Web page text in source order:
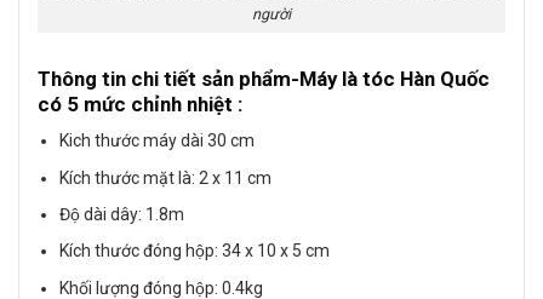
người
Thông tin chi tiết sản phẩm-Máy là tóc Hàn Quốc
có 5 mức chỉnh nhiệt :
Kich thước máy dài 30 cm
Kích thước mặt là: 2 x 11 cm
Độ dài dây: 1.8m
Kích thước đóng hộp: 34 x 10 x 5 cm
Khối lượng đóng hộp: 0.4kg